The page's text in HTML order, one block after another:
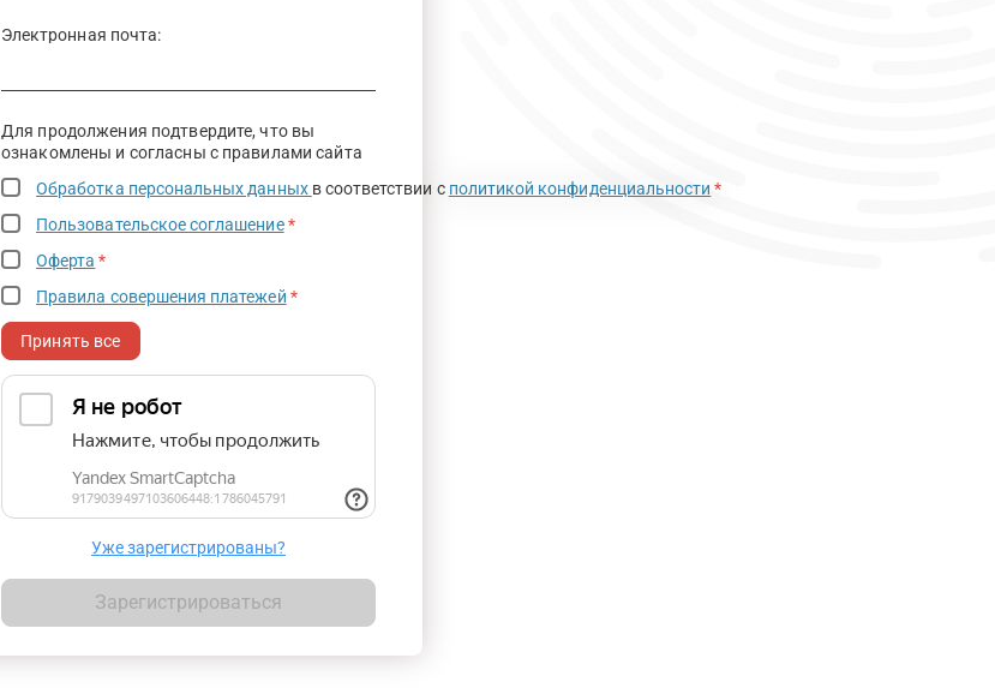
Электронная почта:
Для продолжения подтвердите, что вы
ознакомлены и согласны с правилами сайта
Обработка персональных данных в соответствии с политикой конфиденциальности *
Пользовательское соглашение *
Оферта *
Правила совершения платежей *
Принять все
Уже зарегистрированы?
Зарегистрироваться